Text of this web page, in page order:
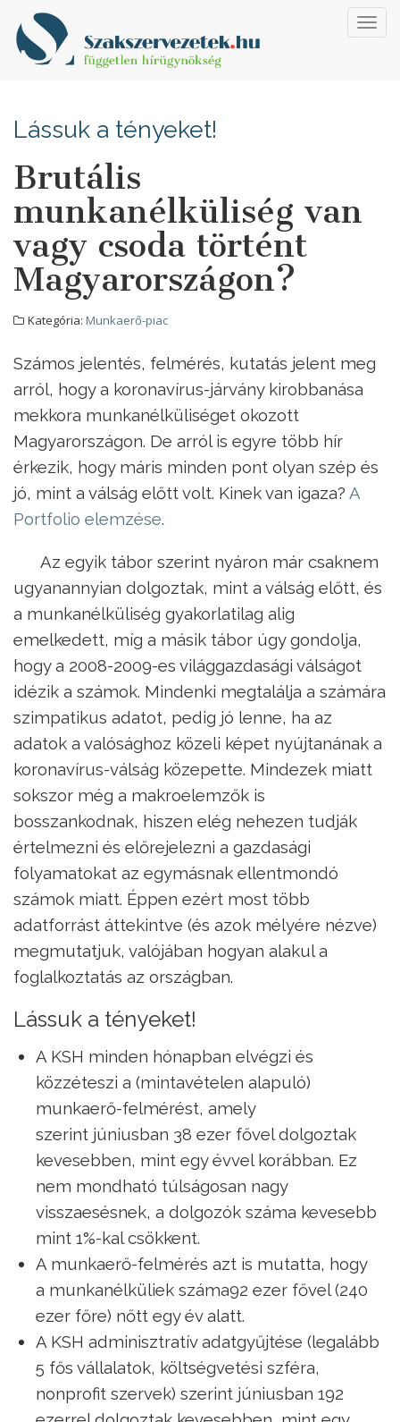
Lássuk a tényeket!
Brutális
munkanélküliség van
vagy csoda történt
Magyarországon?
Kategória: Munkaerő-piac
Számos jelentés, felmérés, kutatás jelent meg
arról, hogy a koronavírus-járvány kirobbanása
mekkora munkanélküliséget okozott
Magyarországon. De arról is egyre több hír
érkezik, hogy máris minden pont olyan szép és
jó, mint a válság előtt volt. Kinek van igaza? A
Portfolio elemzése.
Az egyik tábor szerint nyáron már csaknem
ugyanannyian dolgoztak, mint a válság előtt, és
a munkanélküliség gyakorlatilag alig
emelkedett, míg a másik tábor úgy gondolja,
hogy a 2008-2009-es világgazdasági válságot
idézik a számok. Mindenki megtalálja a számára
szimpatikus adatot, pedig jó lenne, ha az
adatok a valósághoz közeli képet nyújtanának a
koronavírus-válság közepette. Mindezek miatt
sokszor még a makroelemzők is
bosszankodnak, hiszen elég nehezen tudják
értelmezni és előrejelezni a gazdasági
folyamatokat az egymásnak ellentmondó
számok miatt. Éppen ezért most több
adatforrást áttekintve (és azok mélyére nézve)
megmutatjuk, valójában hogyan alakul a
foglalkoztatás az országban.
Lássuk a tényeket!
A KSH minden hónapban elvégzi és
közzéteszi a (mintavételen alapuló)
munkaerő-felmérést, amely
szerint júniusban 38 ezer fővel dolgoztak
kevesebben, mint egy évvel korábban. Ez
nem mondható túlságosan nagy
visszaesésnek, a dolgozók száma kevesebb
mint 1%-kal csökkent.
A munkaerő-felmérés azt is mutatta, hogy
a munkanélküliek száma92 ezer fővel (240
ezer főre) nőtt egy év alatt.
A KSH adminisztratív adatgyűjtése (legalább
5 fős vállalatok, költségvetési szféra,
nonprofit szervek) szerint júniusban 192